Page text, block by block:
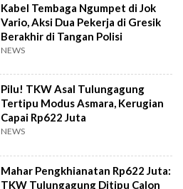
Kabel Tembaga Ngumpet di Jok
Vario, Aksi Dua Pekerja di Gresik
Berakhir di Tangan Polisi
NEWS
Pilu! TKW Asal Tulungagung
Tertipu Modus Asmara, Kerugian
Capai Rp622 Juta
NEWS
Mahar Pengkhianatan Rp622 Juta:
TKW Tulungagung Ditipu Calon